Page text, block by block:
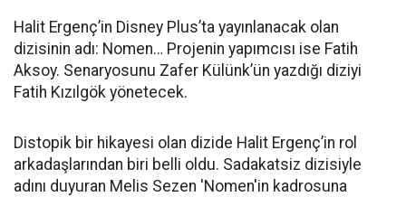
Halit Ergenç’in Disney Plus’ta yayınlanacak olan
dizisinin adı: Nomen… Projenin yapımcısı ise Fatih
Aksoy. Senaryosunu Zafer Külünk’ün yazdığı diziyi
Fatih Kızılgök yönetecek.
Distopik bir hikayesi olan dizide Halit Ergenç’in rol
arkadaşlarından biri belli oldu. Sadakatsiz dizisiyle
adını duyuran Melis Sezen 'Nomen'in kadrosuna